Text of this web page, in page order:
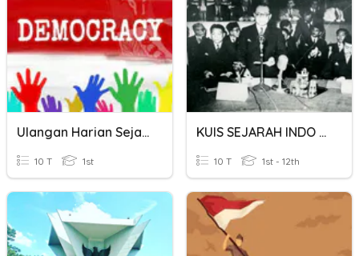
Ulangan Harian Sejarah II
10 T 1st
KUIS SEJARAH INDO KELAS XI (1)
10 T 1st - 12th